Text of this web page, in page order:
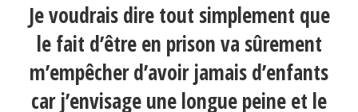
Je voudrais dire tout simplement que
le fait d’être en prison va sûrement
m’empêcher d’avoir jamais d’enfants
car j’envisage une longue peine et le